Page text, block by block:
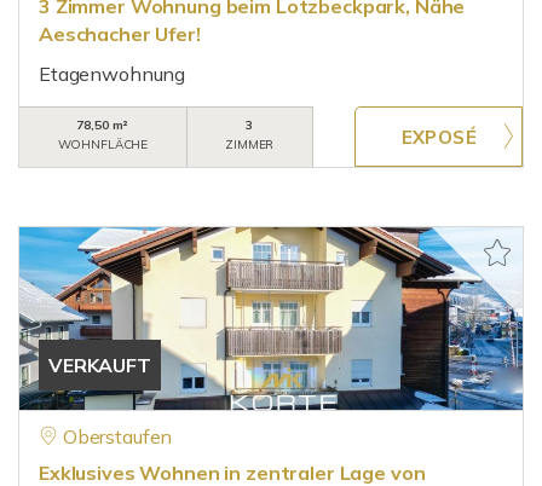
3 Zimmer Wohnung beim Lotzbeckpark, Nähe
Aeschacher Ufer!
Etagenwohnung
78,50 m²
WOHNFLÄCHE
3
ZIMMER
VERKAUFT
Oberstaufen
Exklusives Wohnen in zentraler Lage von